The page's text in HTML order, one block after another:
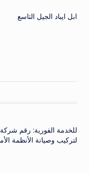
ابل ايباد الجيل التاسع
للخدمة الفورية: رقم
لتركيب وصيانة الأنظمة